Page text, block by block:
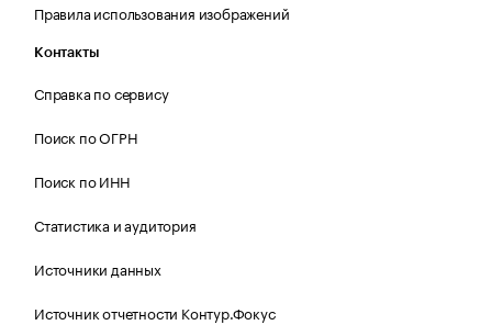
Правила использования изображений
Контакты
Справка по сервису
Поиск по ОГРН
Поиск по ИНН
Статистика и аудитория
Источники данных
Источник отчетности Контур.Фокус